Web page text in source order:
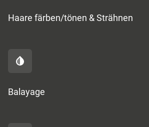
Haare färben/tönen & Strähnen
Balayage